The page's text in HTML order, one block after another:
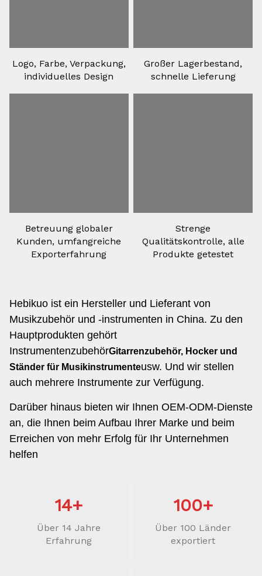
Logo, Farbe, Verpackung,
individuelles Design
Großer Lagerbestand,
schnelle Lieferung
Betreuung globaler
Kunden, umfangreiche
Exporterfahrung
Strenge
Qualitätskontrolle, alle
Produkte getestet
Hebikuo ist ein Hersteller und Lieferant von
Musikzubehör und -instrumenten in China. Zu den
Hauptprodukten gehört
InstrumentenzubehörGitarrenzubehör, Hocker und
Ständer für Musikinstrumenteusw. Und wir stellen
auch mehrere Instrumente zur Verfügung.
Darüber hinaus bieten wir Ihnen OEM-ODM-Dienste
an, die Ihnen beim Aufbau Ihrer Marke und beim
Erreichen von mehr Erfolg für Ihr Unternehmen
helfen
14+
Über 14 Jahre
Erfahrung
100+
Über 100 Länder
exportiert